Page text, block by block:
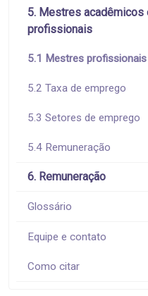
5. Mestres acadêmicos
profissionais
5.1 Mestres profissionais
5.2 Taxa de emprego
5.3 Setores de emprego
5.4 Remuneração
6. Remuneração
Glossário
Equipe e contato
Como citar